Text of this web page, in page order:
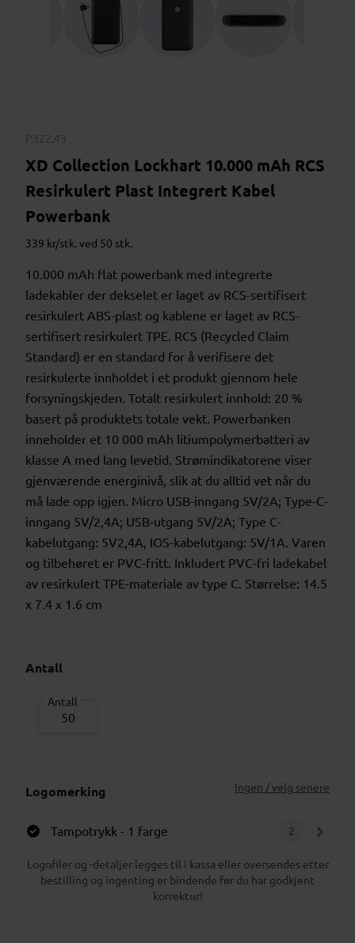
P322.43
XD Collection Lockhart 10.000 mAh RCS
Resirkulert Plast Integrert Kabel
Powerbank
339 kr/stk. ved 50 stk.
10.000 mAh flat powerbank med integrerte
ladekabler der dekselet er laget av RCS-sertifisert
resirkulert ABS-plast og kablene er laget av RCS-
sertifisert resirkulert TPE. RCS (Recycled Claim
Standard) er en standard for å verifisere det
resirkulerte innholdet i et produkt gjennom hele
forsyningskjeden. Totalt resirkulert innhold: 20 %
basert på produktets totale vekt. Powerbanken
inneholder et 10 000 mAh litiumpolymerbatteri av
klasse A med lang levetid. Strømindikatorene viser
gjenværende energinivå, slik at du alltid vet når du
må lade opp igjen. Micro USB-inngang 5V/2A; Type-C-
inngang 5V/2,4A; USB-utgang 5V/2A; Type C-
kabelutgang: 5V2,4A, IOS-kabelutgang: 5V/1A. Varen
og tilbehøret er PVC-fritt. Inkludert PVC-fri ladekabel
av resirkulert TPE-materiale av type C. Størrelse: 14.5
x 7.4 x 1.6 cm
Antall
Antall
Logomerking Ingen / velg senere
Tampotrykk - 1 farge 2
Logofiler og -detaljer legges til i kassa eller oversendes etter
bestilling og ingenting er bindende før du har godkjent
korrektur!